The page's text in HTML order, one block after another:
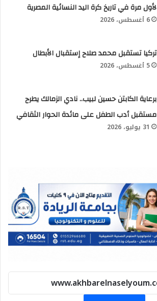
لأول مرة في تاريخ كرة اليد النسائية المصرية
6 أغسطس، 2026
تركيا تستقبل محمد صلاح إستقبال الأبطال
5 أغسطس، 2026
برعاية الكابتن حسين لبيب.. نادي الزمالك يطرح
مستقبل أدب الطفل على مائدة الحوار الثقافي
31 يوليو، 2026